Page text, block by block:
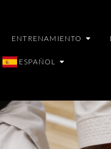
ENTRENAMIENTO
ESPAÑOL